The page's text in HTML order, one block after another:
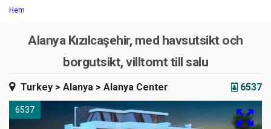
Hem
Alanya Kızılcaşehir, med havsutsikt och
borgutsikt, villtomt till salu
Turkey > Alanya > Alanya Center 6537
6537